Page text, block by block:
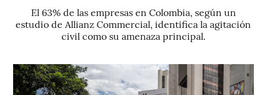
El 63% de las empresas en Colombia, según un
estudio de Allianz Commercial, identifica la agitación
civil como su amenaza principal.